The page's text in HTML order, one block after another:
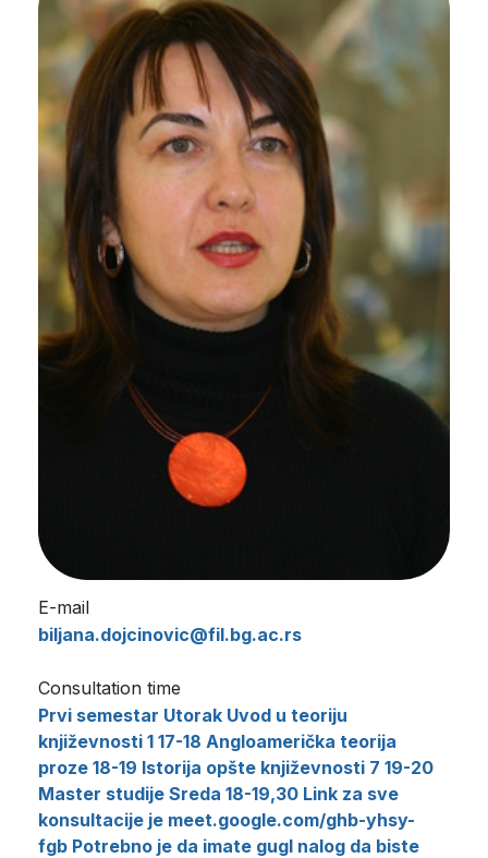
E-mail
biljana.dojcinovic@fil.bg.ac.rs
Consultation time
Prvi semestar Utorak Uvod u teoriju
književnosti 1 17-18 Angloamerička teorija
proze 18-19 Istorija opšte književnosti 7 19-20
Master studije Sreda 18-19,30 Link za sve
konsultacije je meet.google.com/ghb-yhsy-
fgb Potrebno je da imate gugl nalog da biste